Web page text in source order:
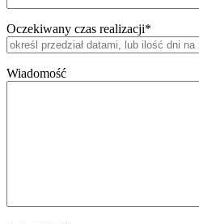
Oczekiwany czas realizacji*
Wiadomość